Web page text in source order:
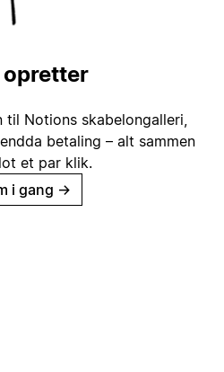
til Notions skabelongalleri,
betaling – alt sammen
et par klik.
i gang →